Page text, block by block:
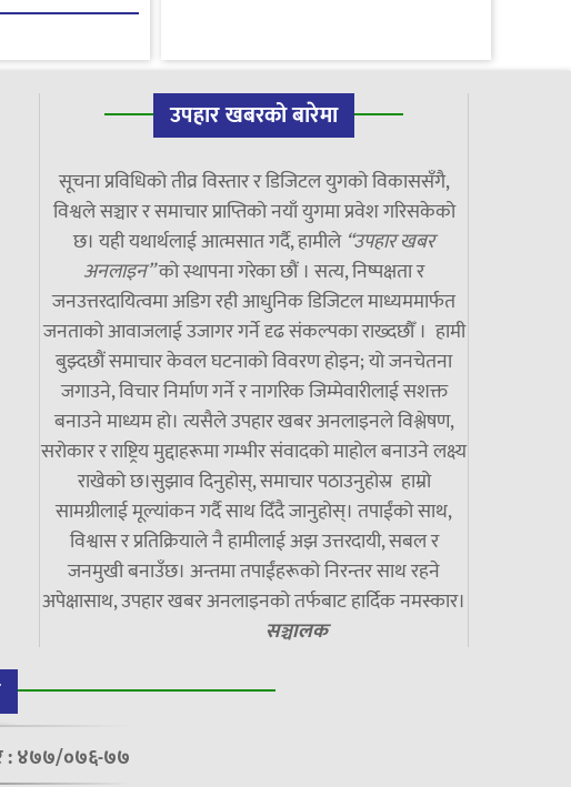
उपहार खबरको बारेमा
सूचना प्रविधिको तीव्र विस्तार र डिजिटल युगको विकाससँगै,
विश्वले सञ्चार र समाचार प्राप्तिको नयाँ युगमा प्रवेश गरिसकेको
छ। यही यथार्थलाई आत्मसात गर्दै, हामीले “उपहार खबर
अनलाइन”को स्थापना गरेका छौं । सत्य, निष्पक्षता र
जनउत्तरदायित्वमा अडिग रही आधुनिक डिजिटल माध्यममार्फत
जनताको आवाजलाई उजागर गर्ने दृढ संकल्पका राख्दछौँ । हामी
बुझ्दछौं समाचार केवल घटनाको विवरण होइन; यो जनचेतना
जगाउने, विचार निर्माण गर्ने र नागरिक जिम्मेवारीलाई सशक्त
बनाउने माध्यम हो। त्यसैले उपहार खबर अनलाइनले विश्लेषण,
सरोकार र राष्ट्रिय मुद्दाहरूमा गम्भीर संवादको माहोल बनाउने लक्ष्य
राखेको छ।सुझाव दिनुहोस्, समाचार पठाउनुहोस्र हाम्रो
सामग्रीलाई मूल्यांकन गर्दै साथ दिँदै जानुहोस्। तपाईंको साथ,
विश्वास र प्रतिक्रियाले नै हामीलाई अझ उत्तरदायी, सबल र
जनमुखी बनाउँछ। अन्तमा तपाईंहरूको निरन्तर साथ रहने
अपेक्षासाथ, उपहार खबर अनलाइनको तर्फबाट हार्दिक नमस्कार।
सञ्चालक
: ४७७/०७६-७७